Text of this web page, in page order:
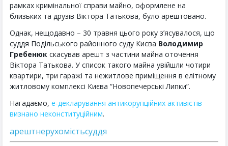
рамках кримінальної справи майно, оформлене на
близьких та друзів Віктора Татькова, було арештовано.
Однак, нещодавно – 30 травня цього року з’ясувалося, що
суддя Подільського районного суду Києва Володимир
Гребенюк скасував арешт з частини майна оточення
Віктора Татькова. У список такого майна увійшли чотири
квартири, три гаражі та нежитлове приміщення в елітному
житловому комплексі Києва “Новопечерські Липки”.
Нагадаємо, е-декларування антикорупційних активістів
визнано неконституційним.
арештнерухомістьсуддя